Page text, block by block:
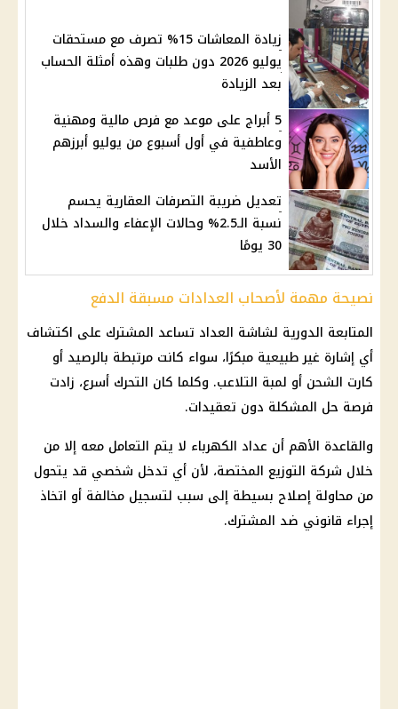
زيادة المعاشات 15% تصرف مع مستحقات
يوليو 2026 دون طلبات وهذه أمثلة الحساب
بعد الزيادة
5 أبراج على موعد مع فرص مالية ومهنية
وعاطفية في أول أسبوع من يوليو أبرزهم
الأسد
تعديل ضريبة التصرفات العقارية يحسم
نسبة الـ2.5% وحالات الإعفاء والسداد خلال
30 يومًا
نصيحة مهمة لأصحاب العدادات مسبقة الدفع
المتابعة الدورية لشاشة العداد تساعد المشترك على اكتشاف
أي إشارة غير طبيعية مبكرًا، سواء كانت مرتبطة بالرصيد أو
كارت الشحن أو لمبة التلاعب. وكلما كان التحرك أسرع، زادت
فرصة حل المشكلة دون تعقيدات.
والقاعدة الأهم أن عداد الكهرباء لا يتم التعامل معه إلا من
خلال شركة التوزيع المختصة، لأن أي تدخل شخصي قد يتحول
من محاولة إصلاح بسيطة إلى سبب لتسجيل مخالفة أو اتخاذ
إجراء قانوني ضد المشترك.